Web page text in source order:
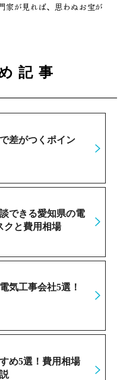
家が見れば、思わぬお宝が
記事
差がつくポイン
できる愛知県の電
クと費用相場
気工事会社5選！
め5選！費用相場